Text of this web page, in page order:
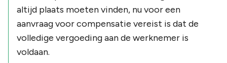
altijd plaats moeten vinden, nu voor een
aanvraag voor compensatie vereist is dat de
volledige vergoeding aan de werknemer is
voldaan.